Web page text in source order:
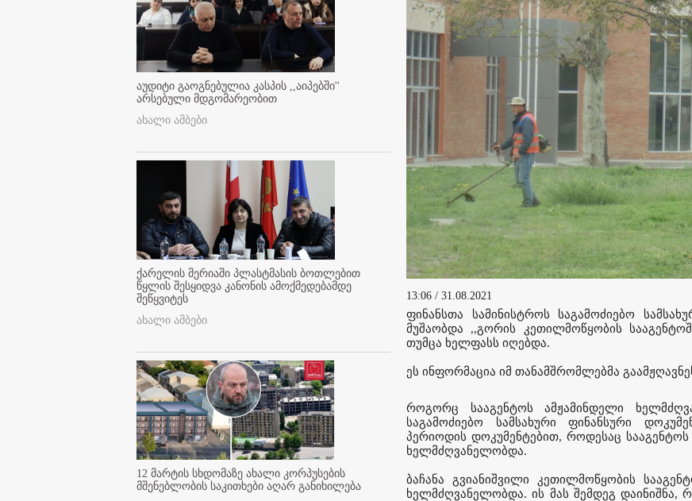
აუდიტი გაოგნებულია კასპის ,,აიპებში''
არსებული მდგომარეობით
ახალი ამბები
ქარელის მერიაში პლასტმასის ბოთლებით
წყლის შესყიდვა კანონის ამოქმედებამდე
შეწყვიტეს
ახალი ამბები
12 მარტის სხდომაზე ახალი კორპუსების
მშენებლობის საკითხები აღარ განიხილება
13:06 / 31.08.2021
ფინანსთა სამინისტროს საგამოძიებო
მუშაობდა ,,გორის კეთილმოწყობის
თუმცა ხელფასს იღებდა.
ეს ინფორმაცია იმ თანამშრომლებმა
როგორც სააგენტოს ამჟამინდელი
საგამოძიებო სამსახური ფინანსური
პერიოდის დოკუმენტებით, როდესაც სააგენტოს
ხელმძღვანელობდა.
ბაჩანა გვიანიშვილი კეთილმოწყობის
ხელმძღვანელობდა. ის მას შემდეგ დაინიშნა,